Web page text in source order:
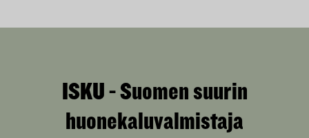
ISKU - Suomen suurin
huonekaluvalmistaja